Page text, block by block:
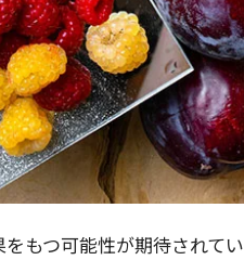
もつ可能性が期待されて